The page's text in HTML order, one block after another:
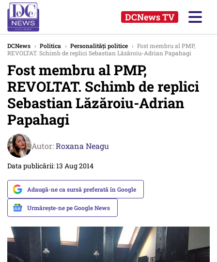
DCNews TV
DCNews › Politica › Personalități politice › Fost membru al PMP,
REVOLTAT. Schimb de replici Sebastian Lăzăroiu-Adrian Papahagi
Fost membru al PMP,
REVOLTAT. Schimb de replici
Sebastian Lăzăroiu-Adrian
Papahagi
Autor:Roxana Neagu
Data publicării: 13 Aug 2014
Adaugă-ne ca sursă preferată în Google
Urmărește-ne pe Google News